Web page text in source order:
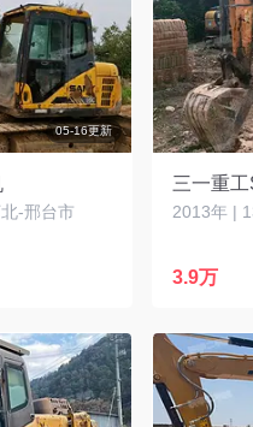
05-16更新
-邢台市
三一重
2013年 |
3.9万